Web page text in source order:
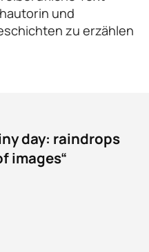
und
zu erzählen
day: raindrops
images“